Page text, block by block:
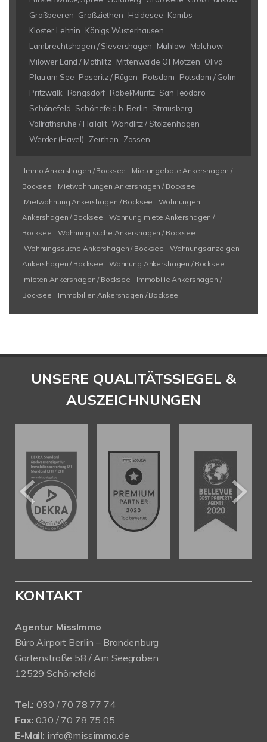
Großbeeren Großziethen Heidesee Kambs
Kloster Lehnin
Königs Wusterhausen
Lambrechtshagen / Sievershagen
Mahlow Malchow
Milower Land / Möthlitz Mittenwalde OT Motzen Oliva
Plau am See Poseritz / Rügen Potsdam
Potsdam / Golm
Pritzwalk
Rangsdorf Röbel/Müritz San Teodoro
Schönefeld Schönefeld b. Berlin Strausberg
Vollrathsruhe / Hallalit Wandlitz / Stolzenhagen
Werder (Havel)
Zeuthen Zossen
Immo Ankershagen / Bocksee
Mietangebote Ankershagen /
Bocksee
Mietwohnungen Ankershagen / Bocksee
Mietwohnung Ankershagen / Bocksee
Wohnungen
Ankershagen / Bocksee
Wohnung miete Ankershagen /
Bocksee
Wohnung suche Ankershagen / Bocksee
Wohnungssuche Ankershagen / Bocksee
Wohnungsanzeigen
Ankershagen / Bocksee
Wohnung Ankershagen / Bocksee
mieten Ankershagen / Bocksee
Immobilie Ankershagen /
Bocksee
Immobilien Ankershagen / Bocksee
UNSERE QUALITÄTSSIEGEL &
AUSZEICHNUNGEN
KONTAKT
Agentur MissImmo
Büro Airport Berlin – Brandenburg
Gartenstraße 58 / Am Seegraben
12529 Schönefeld
Tel.: 030 / 70 78 77 74
Fax: 030 / 70 78 75 05
E-Mail: info@missimmo.de